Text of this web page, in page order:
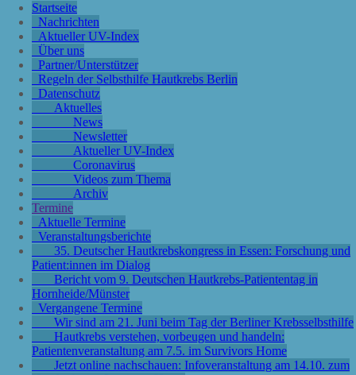
Startseite
Nachrichten
Aktueller UV-Index
Über uns
Partner/Unterstützer
Regeln der Selbsthilfe Hautkrebs Berlin
Datenschutz
Aktuelles
News
Newsletter
Aktueller UV-Index
Coronavirus
Videos zum Thema
Archiv
Termine
Aktuelle Termine
Veranstaltungsberichte
35. Deutscher Hautkrebskongress in Essen: Forschung und
Patient:innen im Dialog
Bericht vom 9. Deutschen Hautkrebs-Patiententag in
Hornheide/Münster
Vergangene Termine
Wir sind am 21. Juni beim Tag der Berliner Krebsselbsthilfe
Hautkrebs verstehen, vorbeugen und handeln:
Patientenveranstaltung am 7.5. im Survivors Home
Jetzt online nachschauen: Infoveranstaltung am 14.10. zum